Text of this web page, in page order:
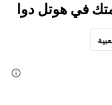
في هوتل دوا